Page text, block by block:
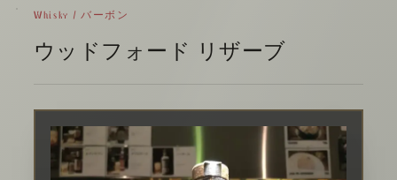
Whisky / バーボン
ウッドフォード リザーブ